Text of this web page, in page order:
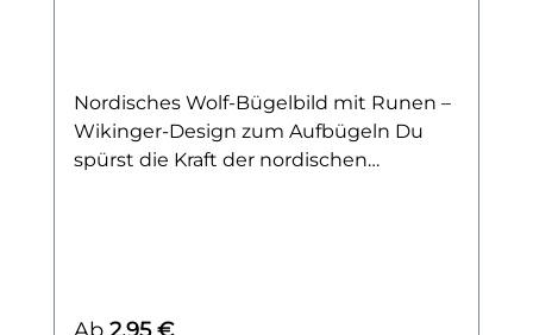
Nordisches Wolf-Bügelbild mit Runen –
Wikinger-Design zum Aufbügeln Du
spürst die Kraft der nordischen
Regulärer Preis: